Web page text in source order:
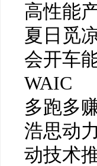
高性能
夏日觅
会开车
WAIC
多跑多
浩思动
动技术